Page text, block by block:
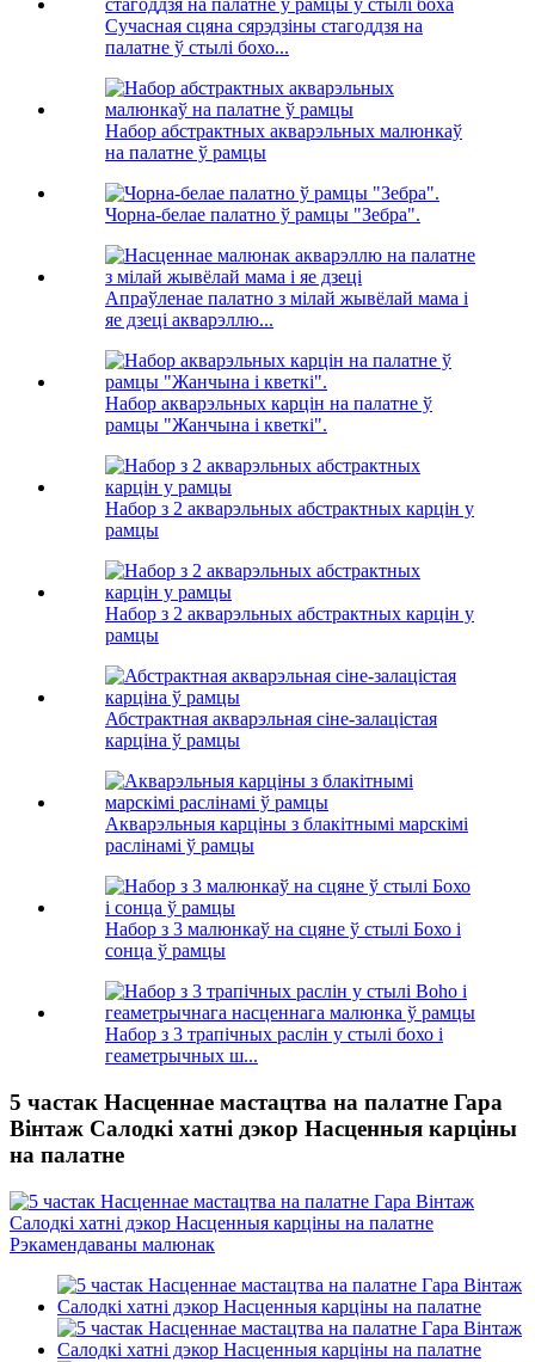
Сучасная сцяна сярэдзіны стагоддзя на
палатне ў стылі бохо...
Набор абстрактных акварэльных малюнкаў
на палатне ў рамцы
Чорна-белае палатно ў рамцы "Зебра".
Апраўленае палатно з мілай жывёлай мама і
яе дзеці акварэллю...
Набор акварэльных карцін на палатне ў
рамцы "Жанчына і кветкі".
Набор з 2 акварэльных абстрактных карцін у
рамцы
Набор з 2 акварэльных абстрактных карцін у
рамцы
Абстрактная акварэльная сіне-залацістая
карціна ў рамцы
Акварэльныя карціны з блакітнымі марскімі
раслінамі ў рамцы
Набор з 3 малюнкаў на сцяне ў стылі Бохо і
сонца ў рамцы
Набор з 3 трапічных раслін у стылі бохо і
геаметрычных ш...
5 частак Насценнае мастацтва на палатне Гара
Вінтаж Салодкі хатні дэкор Насценныя карціны
на палатне